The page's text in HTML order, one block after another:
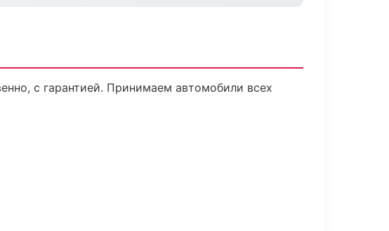
с гарантией. Принимаем автомобили всех